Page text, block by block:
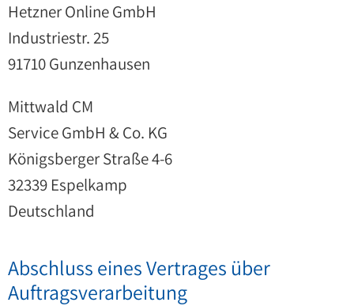
Hetzner Online GmbH
Industriestr. 25
91710 Gunzenhausen
Mittwald CM
Service GmbH & Co. KG
Königsberger Straße 4-6
32339 Espelkamp
Deutschland
Abschluss eines Vertrages über
Auftragsverarbeitung